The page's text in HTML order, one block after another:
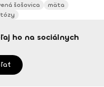
šošovica
mäta
ho na sociálnych